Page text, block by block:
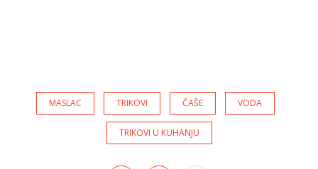
MASLAC TRIKOVI ČAŠE VODA
TRIKOVI U KUHANJU